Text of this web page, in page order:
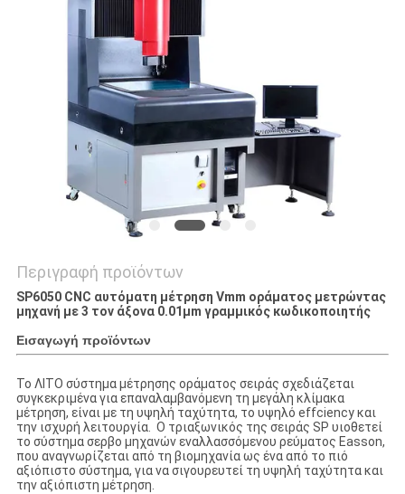
Περιγραφή προϊόντων
SP6050 CNC αυτόματη μέτρηση Vmm οράματος μετρώντας
μηχανή με 3 τον άξονα 0.01μm γραμμικός κωδικοποιητής
Εισαγωγή προϊόντων
Το ΛΙΤΟ σύστημα μέτρησης οράματος σειράς σχεδιάζεται
συγκεκριμένα για επαναλαμβανόμενη τη μεγάλη κλίμακα
μέτρηση, είναι με τη υψηλή ταχύτητα, το υψηλό effciency και
την ισχυρή λειτουργία. Ο τριαξωνικός της σειράς SP υιοθετεί
το σύστημα σερβο μηχανών εναλλασσόμενου ρεύματος Easson,
που αναγνωρίζεται από τη βιομηχανία ως ένα από το πιό
αξιόπιστο σύστημα, για να σιγουρευτεί τη υψηλή ταχύτητα και
την αξιόπιστη μέτρηση.